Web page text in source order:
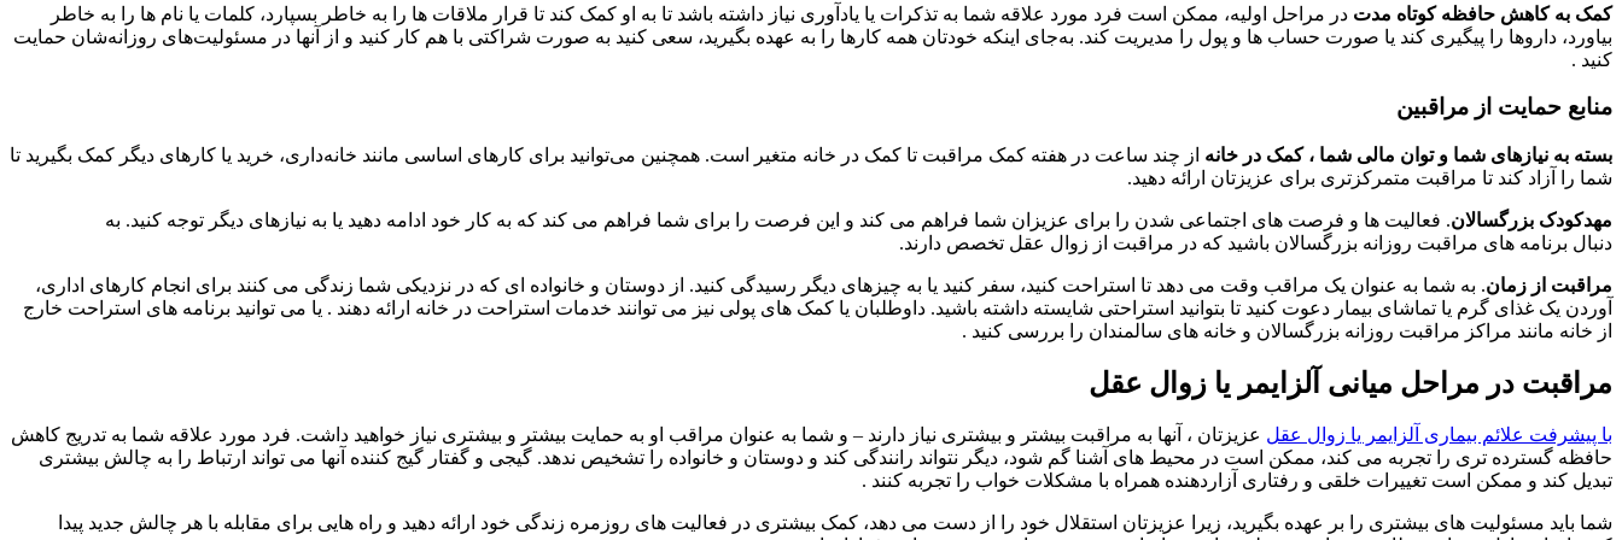
کمک به کاهش حافظه کوتاه مدت در مراحل اولیه، ممکن است فرد مورد علاقه شما به تذکرات یا یادآوری نیاز داشته باشد تا به او کمک کند تا قرار ملاقات ها را به خاطر بسپارد، کلمات یا نام ها را به خاطر
بیاورد، داروها را پیگیری کند یا صورت حساب ها و پول را مدیریت کند. به‌جای اینکه خودتان همه کارها را به عهده بگیرید، سعی کنید به صورت شراکتی با هم کار کنید و از آنها در مسئولیت‌های روزانه‌شان حمایت
کنید .
منابع حمایت از مراقبین
بسته به نیازهای شما و توان مالی شما ، کمک در خانه از چند ساعت در هفته کمک مراقبت تا کمک در خانه متغیر است. همچنین می‌توانید برای کارهای اساسی مانند خانه‌داری، خرید یا کارهای دیگر کمک بگیرید تا
شما را آزاد کند تا مراقبت متمرکزتری برای عزیزتان ارائه دهید.
مهدکودک بزرگسالان. فعالیت ها و فرصت های اجتماعی شدن را برای عزیزان شما فراهم می کند و این فرصت را برای شما فراهم می کند که به کار خود ادامه دهید یا به نیازهای دیگر توجه کنید. به
دنبال برنامه های مراقبت روزانه بزرگسالان باشید که در مراقبت از زوال عقل تخصص دارند.
مراقبت از زمان. به شما به عنوان یک مراقب وقت می دهد تا استراحت کنید، سفر کنید یا به چیزهای دیگر رسیدگی کنید. از دوستان و خانواده ای که در نزدیکی شما زندگی می کنند برای انجام کارهای اداری،
آوردن یک غذای گرم یا تماشای بیمار دعوت کنید تا بتوانید استراحتی شایسته داشته باشید. داوطلبان یا کمک های پولی نیز می توانند خدمات استراحت در خانه ارائه دهند . یا می توانید برنامه های استراحت خارج
از خانه مانند مراکز مراقبت روزانه بزرگسالان و خانه های سالمندان را بررسی کنید .
مراقبت در مراحل میانی آلزایمر یا زوال عقل
با پیشرفت علائم بیماری آلزایمر یا زوال عقل عزیزتان ، آنها به مراقبت بیشتر و بیشتری نیاز دارند – و شما به عنوان مراقب او به حمایت بیشتر و بیشتری نیاز خواهید داشت. فرد مورد علاقه شما به تدریج کاهش
حافظه گسترده تری را تجربه می کند، ممکن است در محیط های آشنا گم شود، دیگر نتواند رانندگی کند و دوستان و خانواده را تشخیص ندهد. گیجی و گفتار گیج کننده آنها می تواند ارتباط را به چالش بیشتری
تبدیل کند و ممکن است تغییرات خلقی و رفتاری آزاردهنده همراه با مشکلات خواب را تجربه کنند .
شما باید مسئولیت های بیشتری را بر عهده بگیرید، زیرا عزیزتان استقلال خود را از دست می دهد، کمک بیشتری در فعالیت های روزمره زندگی خود ارائه دهید و راه هایی برای مقابله با هر چالش جدید پیدا